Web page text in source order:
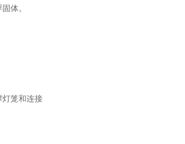
体。
灯笼和连接